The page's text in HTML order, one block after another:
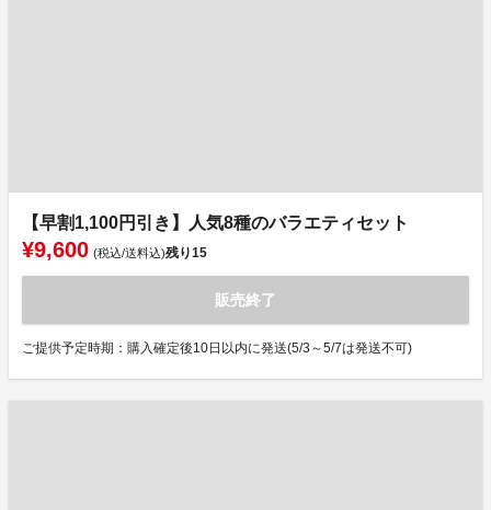
【早割1,100円引き】人気8種のバラエティセット
¥9,600 (税込/送料込)残り15
販売終了
ご提供予定時期：購入確定後10日以内に発送(5/3～5/7は発送不可)